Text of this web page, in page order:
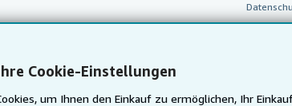
Cookie-Einstellungen
um Ihnen den Einkauf zu ermöglichen, Ihr